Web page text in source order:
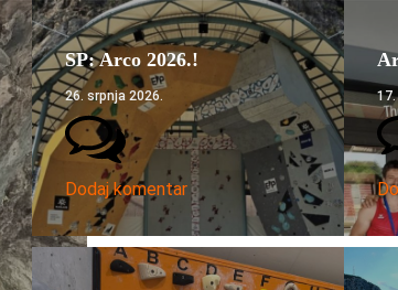
SP: Arco 2026.!
26. srpnja 2026.
Dodaj komentar
17.